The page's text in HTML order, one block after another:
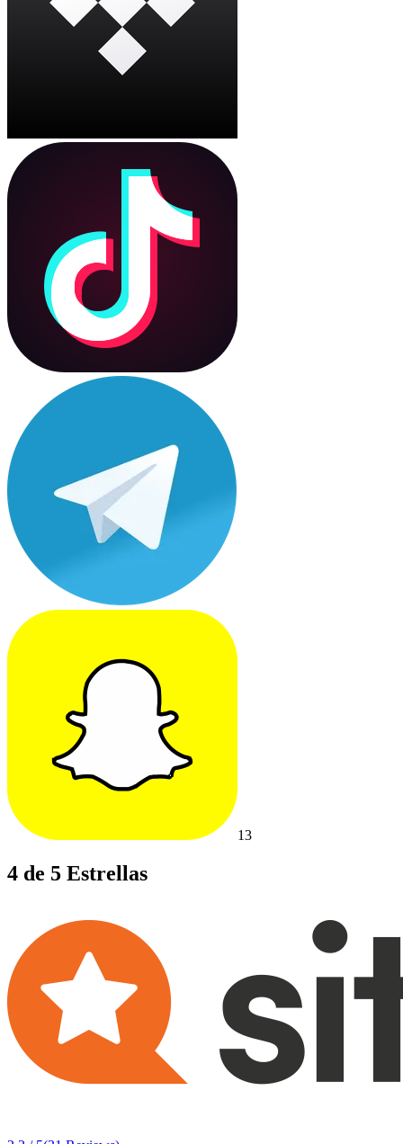
13
4 de 5 Estrellas